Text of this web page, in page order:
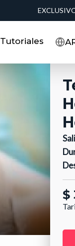
Tutoriales
$